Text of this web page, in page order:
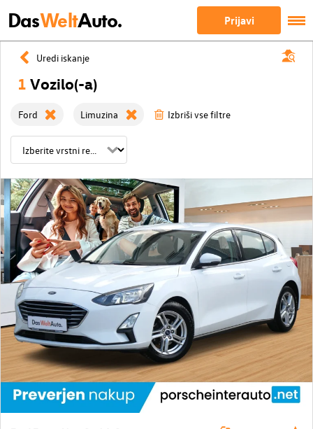
DasWeltAuto. Prijavi
Uredi iskanje
1 Vozilo(-a)
Ford Limuzina Izbriši vse filtre